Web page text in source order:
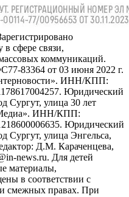
сфере связи,
коммуникаций.
83364 от 03 июня 2022 г.
ИНН/КПП:
Юридический
Сургут, улица 30 лет
ИНН/КПП:
Юридический
улица Энгельса,
Д.М. Караченцева,
news.ru. Для детей
материалы,
в соответствии с
и смежных правах. При